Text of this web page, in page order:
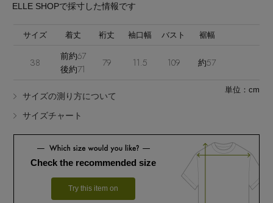
ELLE SHOPで採寸した情報です
サイズ 着丈 裄丈 袖口幅 バスト 裾幅
38
前約67
後約71
79 11.5 109 約57
サイズの測り方について
サイズチャート
単位：cm
Check the recommended size
Try this item on